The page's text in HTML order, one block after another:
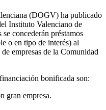
(DOGV) ha publicado
Instituto Valenciano de
concederán préstamos
o en tipo de interés) al
empresas de la Comunidad
bonificada son:
gran empresa.